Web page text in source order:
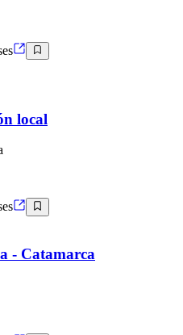
local
- Catamarca